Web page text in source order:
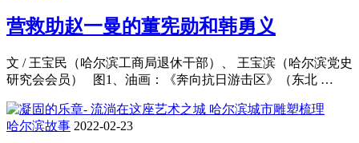
营救助赵一曼的董宪勋和韩勇义
文 / 王宝民（哈尔滨工商局退休干部）、 王宝滨（哈尔滨党史
研究会会员） 图1、油画：《奔向抗日游击区》（东北 …
哈尔滨故事 2022-02-23